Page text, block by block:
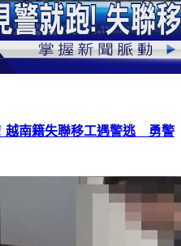
越南籍失聯移工遇警逃 勇警